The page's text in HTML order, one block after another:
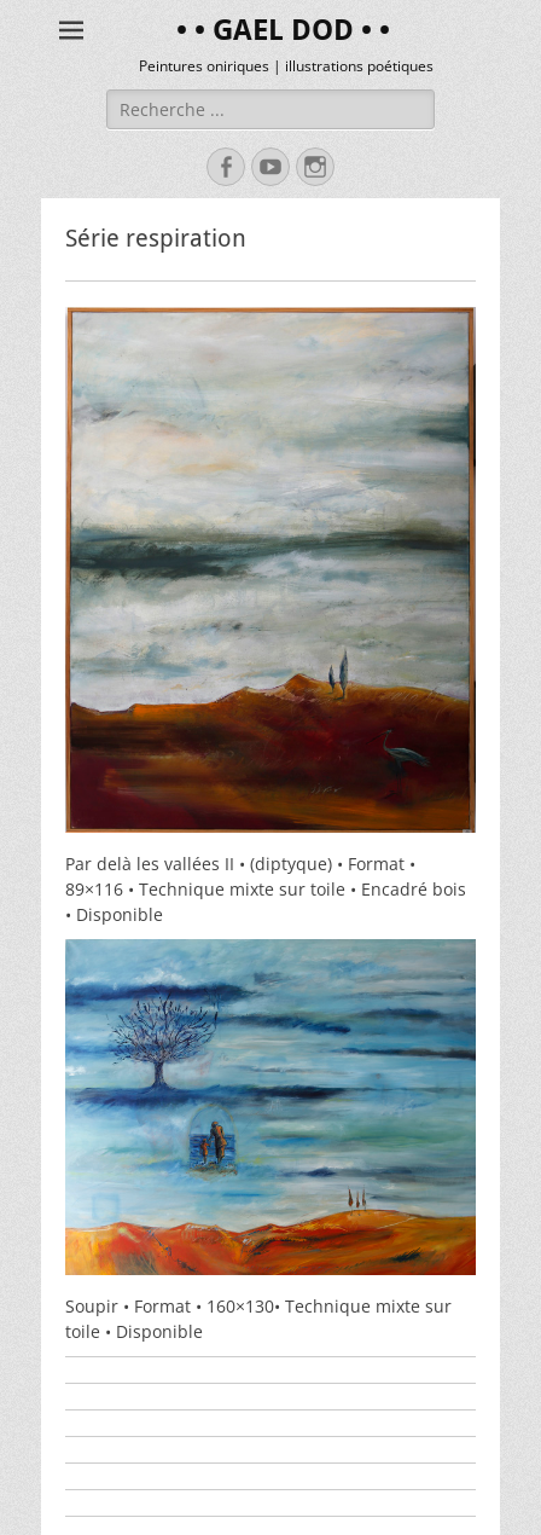
• • GAEL DOD • •
Peintures oniriques | illustrations poétiques
Série respiration
Par delà les vallées II • (diptyque) • Format •
89×116 • Technique mixte sur toile • Encadré bois
• Disponible
Soupir • Format • 160×130• Technique mixte sur
toile • Disponible